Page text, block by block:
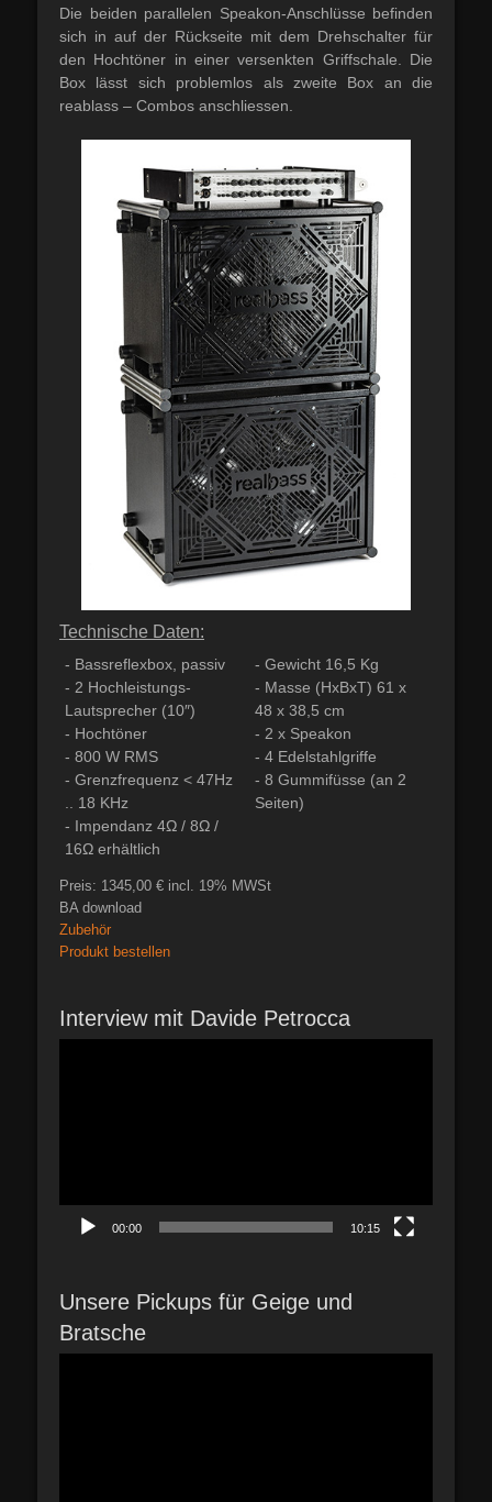
Die beiden parallelen Speakon-Anschlüsse befinden
sich in auf der Rückseite mit dem Drehschalter für
den Hochtöner in einer versenkten Griffschale. Die
Box lässt sich problemlos als zweite Box an die
reablass – Combos anschliessen.
Technische Daten:
- Bassreflexbox, passiv
- 2 Hochleistungs-
Lautsprecher (10″)
- Hochtöner
- 800 W RMS
- Grenzfrequenz < 47Hz
.. 18 KHz
- Impendanz 4Ω / 8Ω /
16Ω erhältlich
- Gewicht 16,5 Kg
- Masse (HxBxT) 61 x
48 x 38,5 cm
- 2 x Speakon
- 4 Edelstahlgriffe
- 8 Gummifüsse (an 2
Seiten)
Preis: 1345,00 € incl. 19% MWSt
BA download
Zubehör
Produkt bestellen
Interview mit Davide Petrocca
00:00 10:15
Unsere Pickups für Geige und
Bratsche